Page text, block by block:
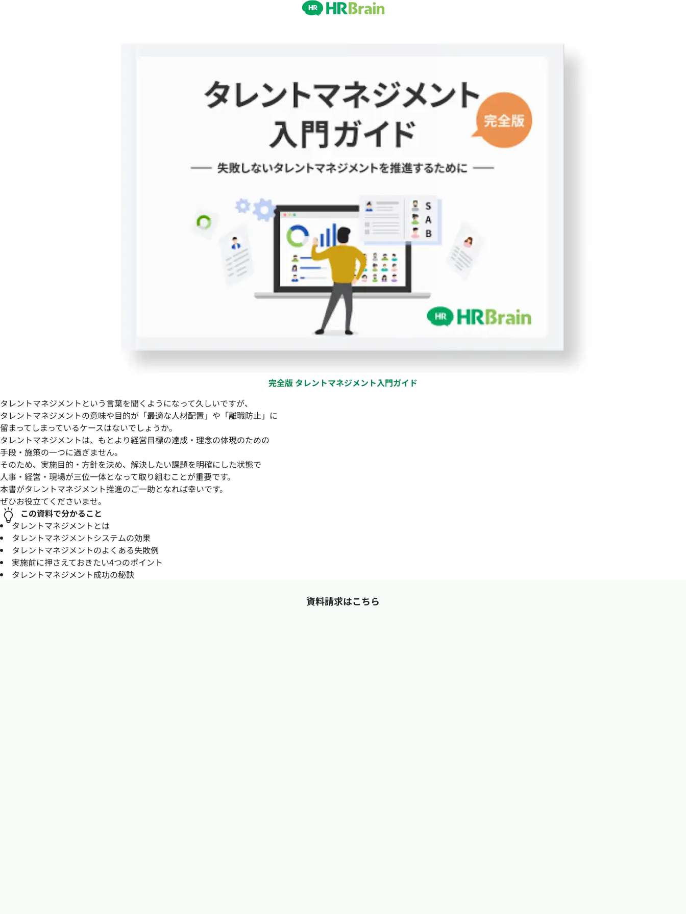
完全版 タレントマネジメント入門ガイド
タレントマネジメントという言葉を聞くようになって久しいですが、
タレントマネジメントの意味や目的が「最適な人材配置」や「離職防止」に
留まってしまっているケースはないでしょうか。
タレントマネジメントは、もとより経営目標の達成・理念の体現のための
手段・施策の一つに過ぎません。
そのため、実施目的・方針を決め、解決したい課題を明確にした状態で
人事・経営・現場が三位一体となって取り組むことが重要です。
本書がタレントマネジメント推進のご一助となれば幸いです。
ぜひお役立てくださいませ。
この資料で分かること
タレントマネジメントとは
タレントマネジメントシステムの効果
タレントマネジメントのよくある失敗例
実施前に押さえておきたい4つのポイント
タレントマネジメント成功の秘訣
資料請求はこちら